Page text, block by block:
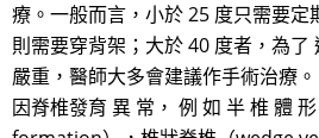
療。一般而言，小於 25 度只需要定
則需要穿背架；大於 40 度者，為了
嚴重，醫師大多會建議作手術治療
因脊椎發育 異 常， 例 如 半 椎 體